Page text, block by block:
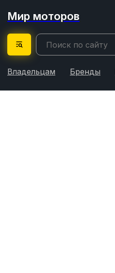
Мир моторов
Владельцам Бренды